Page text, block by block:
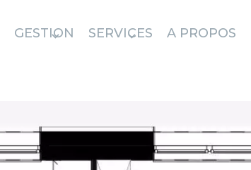
GESTION SERVICES A PROPOS